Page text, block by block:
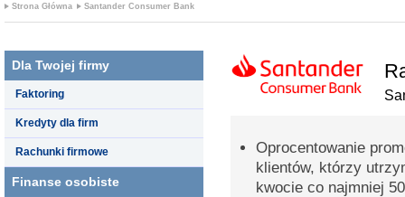
Strona Główna Santander Consumer Bank
Dla Twojej firmy
Faktoring
Kredyty dla firm
Rachunki firmowe
Finanse osobiste
Oprocentowanie
klientów, którzy
kwocie co najmniej